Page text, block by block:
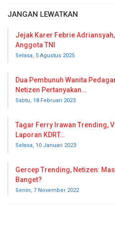
JANGAN LEWATKAN
Jejak Karer Febrie
Anggota TNI
Selasa, 5 Agustus 2025
Dua Pembunuh Wanita
Netizen Pertanyakan…
Sabtu, 18 Februari 2023
Tagar Ferry Irawan Trending,
Laporan KDRT…
Selasa, 10 Januari 2023
Gercep Trending, Netizen:
Banget?
Senin, 7 November 2022